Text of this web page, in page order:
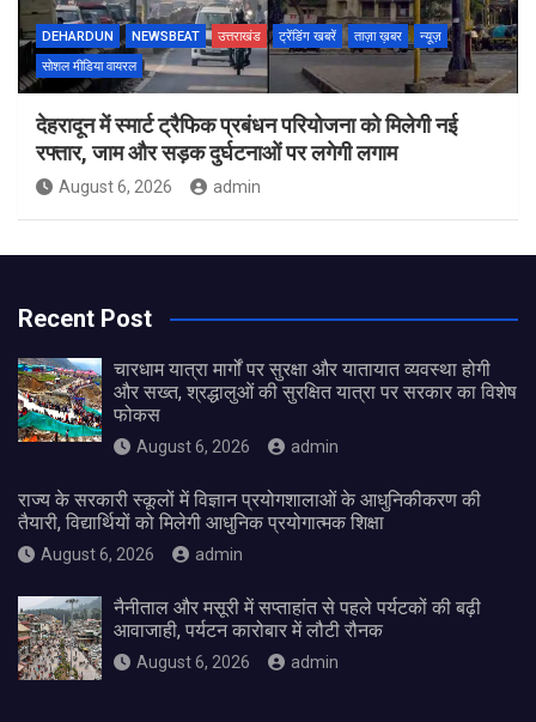
DEHARDUN NEWSBEAT उत्तराखंड ट्रेंडिंग खबरें ताज़ा ख़बर
न्यूज़
सोशल मीडिया वायरल
देहरादून में स्मार्ट ट्रैफिक प्रबंधन परियोजना को मिलेगी नई
रफ्तार, जाम और सड़क दुर्घटनाओं पर लगेगी लगाम
August 6, 2026 admin
Recent Post
चारधाम यात्रा मार्गों पर सुरक्षा और यातायात व्यवस्था होगी
और सख्त, श्रद्धालुओं की सुरक्षित यात्रा पर सरकार का विशेष
फोकस
August 6, 2026 admin
राज्य के सरकारी स्कूलों में विज्ञान प्रयोगशालाओं के आधुनिकीकरण की
तैयारी, विद्यार्थियों को मिलेगी आधुनिक प्रयोगात्मक शिक्षा
August 6, 2026 admin
नैनीताल और मसूरी में सप्ताहांत से पहले पर्यटकों की बढ़ी
आवाजाही, पर्यटन कारोबार में लौटी रौनक
August 6, 2026 admin